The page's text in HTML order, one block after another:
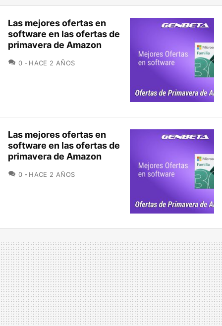
Las mejores ofertas en
software en las ofertas de
primavera de Amazon
0 COMENTARIOS
HACE 2 AÑOS
Las mejores ofertas en
software en las ofertas de
primavera de Amazon
0 COMENTARIOS
HACE 2 AÑOS